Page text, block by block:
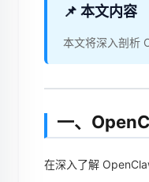
📌 本文内容
本文将深入剖析
一、
在深入了解